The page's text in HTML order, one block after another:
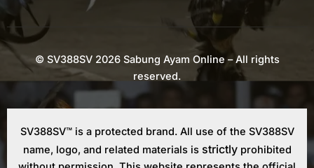
carrolieracademy.com
columbusitpartner.com
comparucci.com
copasapobla.com
crookeddice.org
crosspointcares.org
© SV388SV 2026 Sabung Ayam Online – All rights
reserved.
SV388SV™ is a protected brand. All use of the SV388SV
name, logo, and related materials is strictlyprohibited